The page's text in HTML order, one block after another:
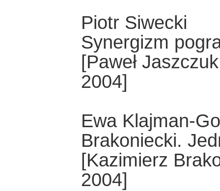
Piotr Siwecki
Synergizm
[Paweł
2004]
Ewa Klajman-
Brakoniecki.
[Kazimierz
2004]